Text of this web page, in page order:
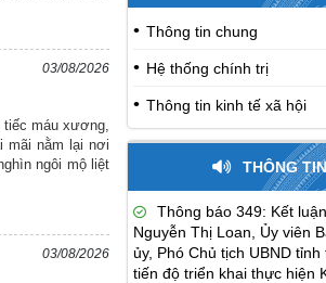
03/08/2026
máu xương,
mãi nằm lại nơi
ngôi mộ liệt
03/08/2026
Thông tin chung
Hệ thống chính trị
Thông tin kinh tế xã hội
THÔNG
Thông báo 349: Kết
Nguyễn Thị Loan, Ủy viên
ủy, Phó Chủ tịch UBND
tiến độ triển khai thực hiện